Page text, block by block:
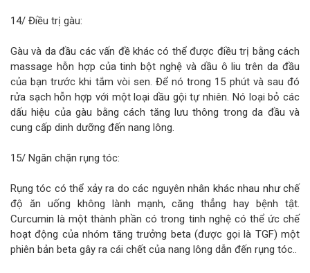
14/ Điều trị gàu:
Gàu và da đầu các vấn đề khác có thể được điều trị bằng cách
massage hỗn hợp của tinh bột nghệ và dầu ô liu trên da đầu
của bạn trước khi tắm vòi sen. Để nó trong 15 phút và sau đó
rửa sạch hỗn hợp với một loại dầu gội tự nhiên. Nó loại bỏ các
dấu hiệu của gàu bằng cách tăng lưu thông trong da đầu và
cung cấp dinh dưỡng đến nang lông.
15/ Ngăn chặn rụng tóc:
Rụng tóc có thể xảy ra do các nguyên nhân khác nhau như chế
độ ăn uống không lành mạnh, căng thẳng hay bệnh tật.
Curcumin là một thành phần có trong tinh nghệ có thể ức chế
hoạt động của nhóm tăng trưởng beta (được gọi là TGF) một
phiên bản beta gây ra cái chết của nang lông dẫn đến rụng tóc..